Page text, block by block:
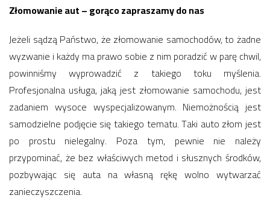
Złomowanie aut – gorąco zapraszamy do nas
Jeżeli sądzą Państwo, że złomowanie samochodów, to żadne
wyzwanie i każdy ma prawo sobie z nim poradzić w parę chwil,
powinniśmy wyprowadzić z takiego toku myślenia.
Profesjonalna usługa, jaką jest złomowanie samochodu, jest
zadaniem wysoce wyspecjalizowanym. Niemożnością jest
samodzielne podjęcie się takiego tematu. Taki auto złom jest
po prostu nielegalny. Poza tym, pewnie nie należy
przypominać, że bez właściwych metod i słusznych środków,
pozbywając się auta na własną rękę wolno wytwarzać
zanieczyszczenia.